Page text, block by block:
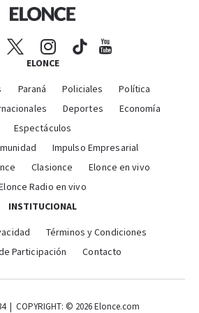
ELONCE
Paraná Policiales
Política
Deportes
Economía
Espectáculos
Impulso Empresarial
Clasionce
Elonce en vivo
Radio en vivo
INSTITUCIONAL
Términos y Condiciones
Participación
Contacto
| COPYRIGHT: © 2026 Elonce.com